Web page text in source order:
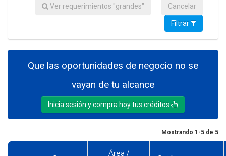
Ver requerimientos "grandes" Cancelar
Filtrar
Que las oportunidades de negocio no se
vayan de tu alcance
Inicia sesión y compra hoy tus créditos
Mostrando 1-5 de 5
Área /